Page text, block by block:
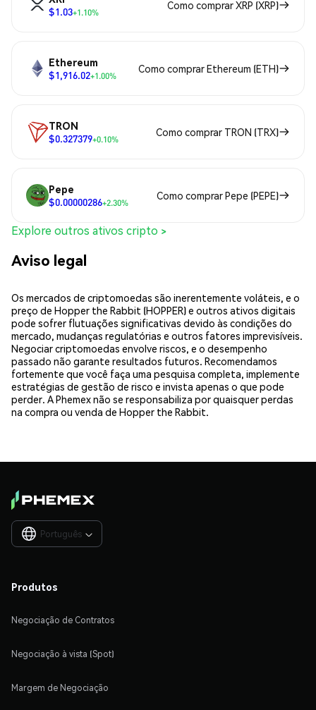
$1.03+1.10%
Como comprar XRP (XRP)
Ethereum
$1,916.02+1.00%
Como comprar Ethereum (ETH)
TRON
$0.327379+0.10%
Como comprar TRON (TRX)
Pepe
$0.00000286+2.30%
Como comprar Pepe (PEPE)
Explore outros ativos cripto >
Aviso legal
Os mercados de criptomoedas são inerentemente voláteis, e o
preço de Hopper the Rabbit (HOPPER) e outros ativos digitais
pode sofrer flutuações significativas devido às condições do
mercado, mudanças regulatórias e outros fatores imprevisíveis.
Negociar criptomoedas envolve riscos, e o desempenho
passado não garante resultados futuros. Recomendamos
fortemente que você faça uma pesquisa completa, implemente
estratégias de gestão de risco e invista apenas o que pode
perder. A Phemex não se responsabiliza por quaisquer perdas
na compra ou venda de Hopper the Rabbit.
Português 
Produtos
Negociação de Contratos
Negociação à vista (Spot)
Margem de Negociação